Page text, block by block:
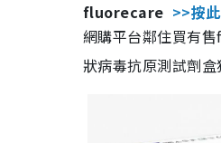
fluorecare >>按
網購平台鄰住買有
狀病毒抗原測試劑